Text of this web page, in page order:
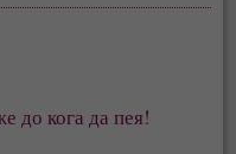
до кога да пея!